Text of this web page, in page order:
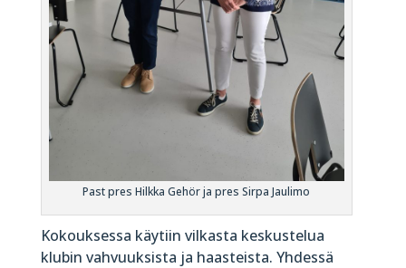
Past pres Hilkka Gehör ja pres Sirpa Jaulimo
Kokouksessa käytiin vilkasta keskustelua
klubin vahvuuksista ja haasteista. Yhdessä